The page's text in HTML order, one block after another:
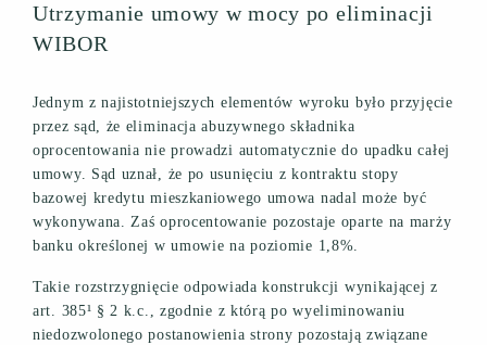
Utrzymanie umowy w mocy po eliminacji
WIBOR
Jednym z najistotniejszych elementów wyroku było przyjęcie
przez sąd, że eliminacja abuzywnego składnika
oprocentowania nie prowadzi automatycznie do upadku całej
umowy. Sąd uznał, że po usunięciu z kontraktu stopy
bazowej kredytu mieszkaniowego umowa nadal może być
wykonywana. Zaś oprocentowanie pozostaje oparte na marży
banku określonej w umowie na poziomie 1,8%.
Takie rozstrzygnięcie odpowiada konstrukcji wynikającej z
art. 385¹ § 2 k.c., zgodnie z którą po wyeliminowaniu
niedozwolonego postanowienia strony pozostają związane